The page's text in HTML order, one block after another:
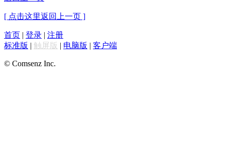
[ 点击这里返回上一页 ]
首页 | 登录 | 注册
标准版 | 触屏版 | 电脑版 | 客户端
© Comsenz Inc.